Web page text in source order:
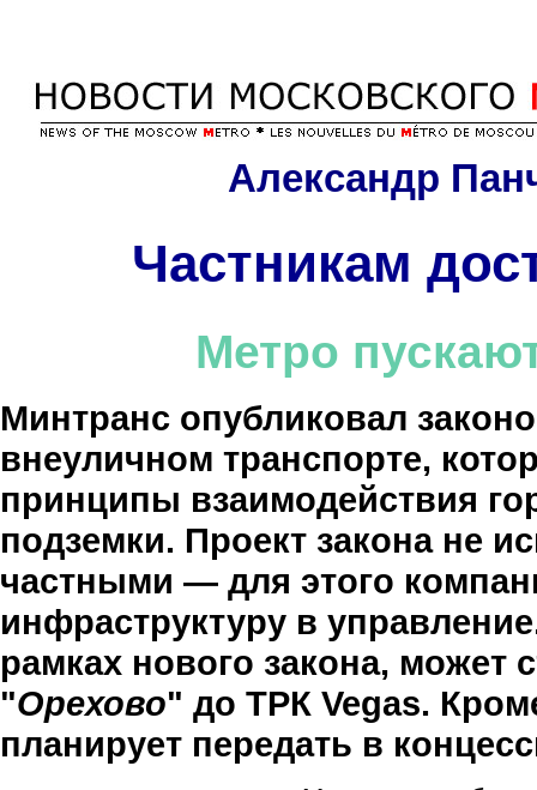
Александр
Частникам
Метро
Минтранс опубликовал
внеуличном транспорте,
принципы взаимодействия
подземки. Проект закона не
частными — для этого
инфраструктуру в
рамках нового закона, может
"Орехово" до ТРК Vegas.
планирует передать в